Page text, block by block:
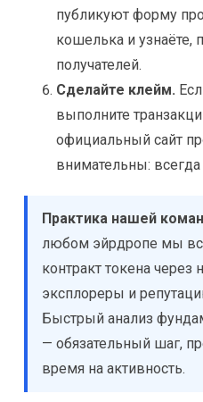
публикуют форму
кошелька и узнаёте,
получателей.
Сделайте клейм.
выполните
официальный сайт
внимательны: всегда
Практика нашей
любом эйрдропе мы
контракт токена
эксплореры и
Быстрый анализ
— обязательный шаг,
время на активность.